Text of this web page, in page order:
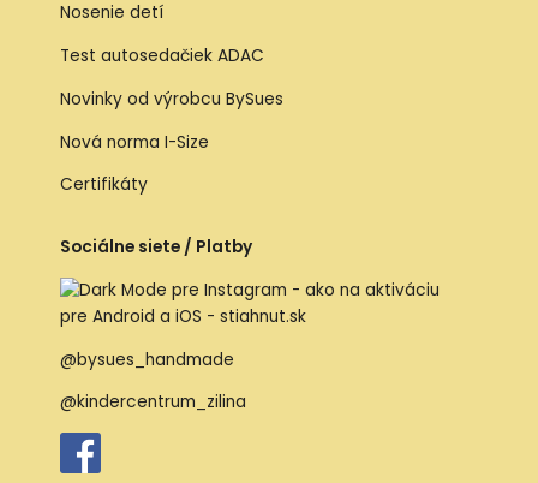
Nosenie detí
Test autosedačiek ADAC
Novinky od výrobcu BySues
Nová norma I-Size
Certifikáty
Sociálne siete / Platby
@bysues_handmade
@kindercentrum_zilina